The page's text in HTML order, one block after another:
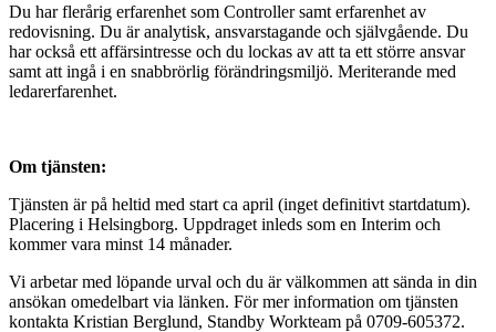
Du har flerårig erfarenhet som Controller samt erfarenhet av
redovisning. Du är analytisk, ansvarstagande och självgående. Du
har också ett affärsintresse och du lockas av att ta ett större ansvar
samt att ingå i en snabbrörlig förändringsmiljö. Meriterande med
ledarerfarenhet.
Om tjänsten:
Tjänsten är på heltid med start ca april (inget definitivt startdatum).
Placering i Helsingborg. Uppdraget inleds som en Interim och
kommer vara minst 14 månader.
Vi arbetar med löpande urval och du är välkommen att sända in din
ansökan omedelbart via länken. För mer information om tjänsten
kontakta Kristian Berglund, Standby Workteam på 0709-605372.